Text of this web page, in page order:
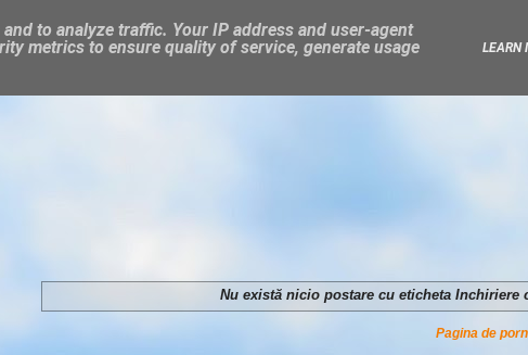
Nu există nicio postare cu etichetaInchiriere
Pagina de
to analyze traffic. Your IP address and user-agent
metrics to ensure quality of service, generate usage
LEARN